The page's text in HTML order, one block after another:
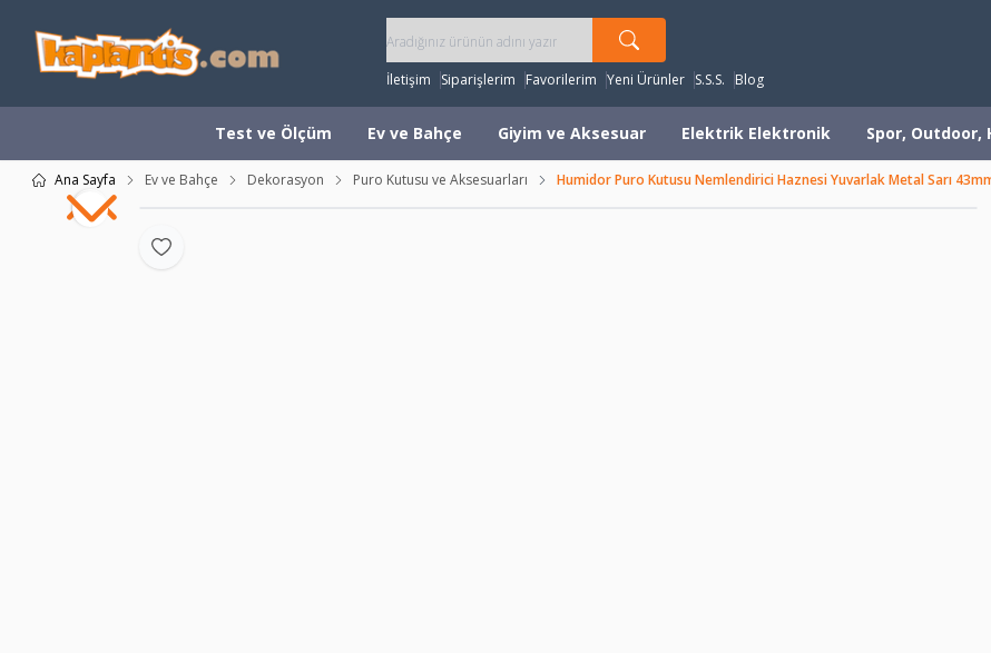
İletişim Siparişlerim Favorilerim Yeni Ürünler S.S.S. Blog
Test ve Ölçüm Ev ve Bahçe Giyim ve Aksesuar Elektrik Elektronik Spor, Outdoor,
Ana Sayfa Ev ve Bahçe Dekorasyon Puro Kutusu ve Aksesuarları Humidor Puro Kutusu Nemlendirici Haznesi Yuvarlak Metal Sarı
Favoriye Ekle